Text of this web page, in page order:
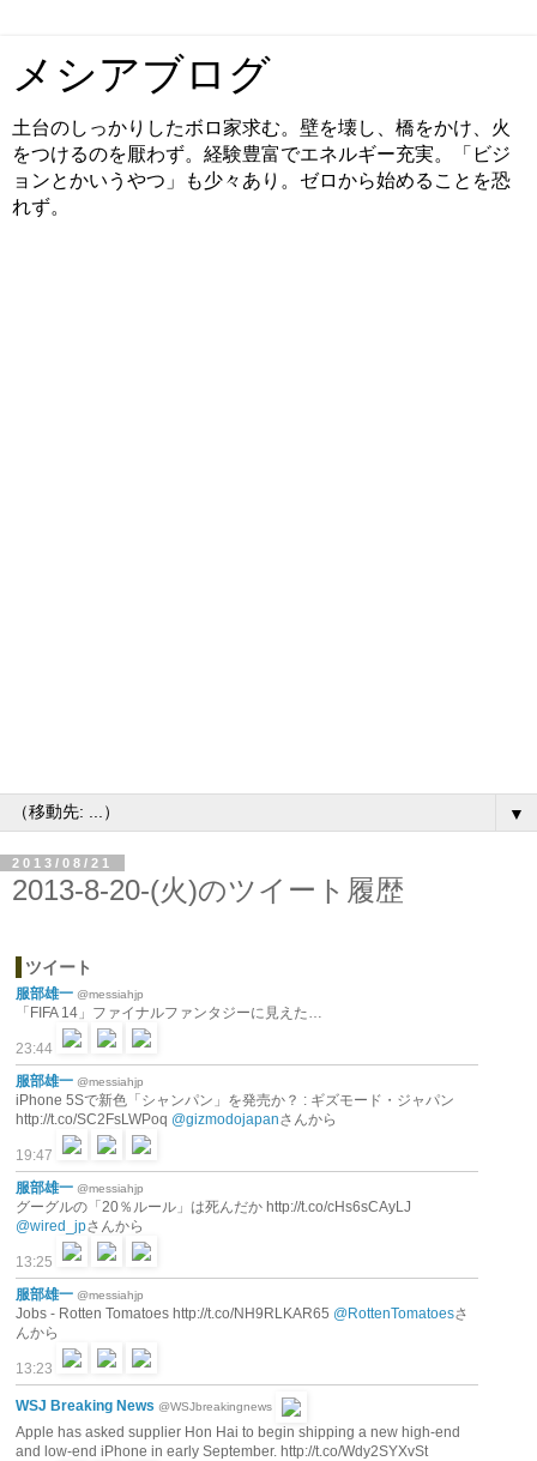
メシアブログ
土台のしっかりしたボロ家求む。壁を壊し、橋をかけ、火
をつけるのを厭わず。経験豊富でエネルギー充実。「ビジ
ョンとかいうやつ」も少々あり。ゼロから始めることを恐
れず。
▼
2013/08/21
2013-8-20-(火)のツイート履歴
ツイート
服部雄一 @messiahjp
「FIFA 14」ファイナルファンタジーに見えた…
23:44
服部雄一 @messiahjp
iPhone 5Sで新色「シャンパン」を発売か？ : ギズモード・ジャパン
http://t.co/SC2FsLWPoq @gizmodojapanさんから
19:47
服部雄一 @messiahjp
グーグルの「20％ルール」は死んだか http://t.co/cHs6sCAyLJ
@wired_jpさんから
13:25
服部雄一 @messiahjp
Jobs - Rotten Tomatoes http://t.co/NH9RLKAR65 @RottenTomatoesさ
んから
13:23
WSJ Breaking News @WSJbreakingnews
Apple has asked supplier Hon Hai to begin shipping a new high-end
and low-end iPhone in early September. http://t.co/Wdy2SYXvSt